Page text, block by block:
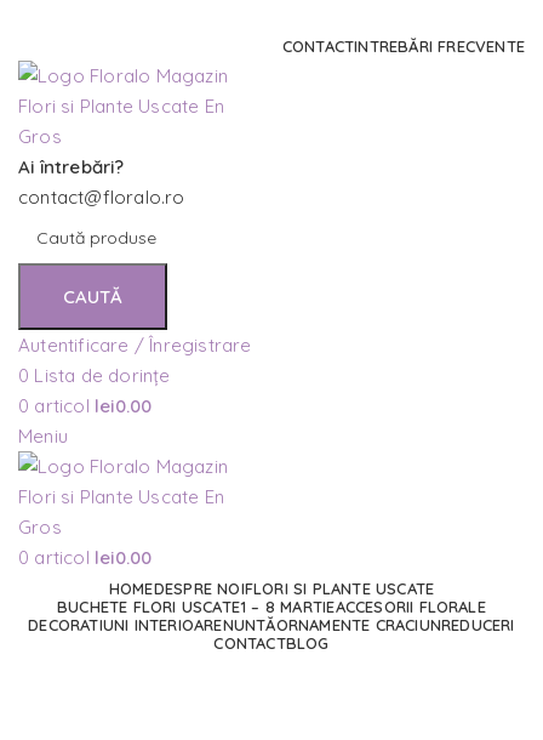
CONTACTINTREBĂRI FRECVENTE
Ai întrebări?
contact@floralo.ro
CAUTĂ
Autentificare / Înregistrare
0 Lista de dorințe
0 articol lei0.00
Meniu
0 articol lei0.00
HOMEDESPRE NOIFLORI SI PLANTE USCATE
BUCHETE FLORI USCATE1 – 8 MARTIEACCESORII FLORALE
DECORATIUNI INTERIOARENUNTĂORNAMENTE CRACIUNREDUCERI
CONTACTBLOG